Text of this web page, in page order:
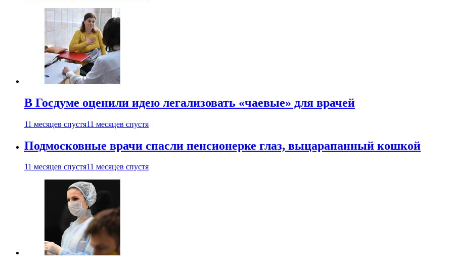
В Госдуме оценили идею легализовать «чаевые» для врачей
11 месяцев спустя11 месяцев спустя
Подмосковные врачи спасли пенсионерке глаз, выцарапанный кошкой
11 месяцев спустя11 месяцев спустя